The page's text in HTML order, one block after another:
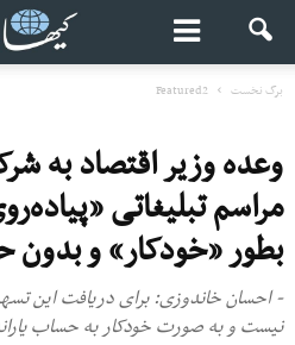
برگ نخست Featured2
وعده وزیر اقتصاد به
مراسم تبلیغاتی
بطور «خودکار»‌ و بدون
- احسان خاندوزی: برای دریافت این
نیست و به صورت خودکار به حساب